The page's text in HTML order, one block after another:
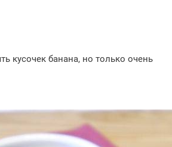
кусочек банана, но только очень